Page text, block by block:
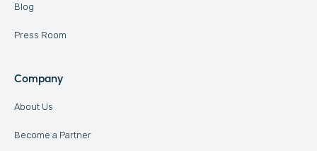
Blog
Press Room
Company
About Us
Become a Partner